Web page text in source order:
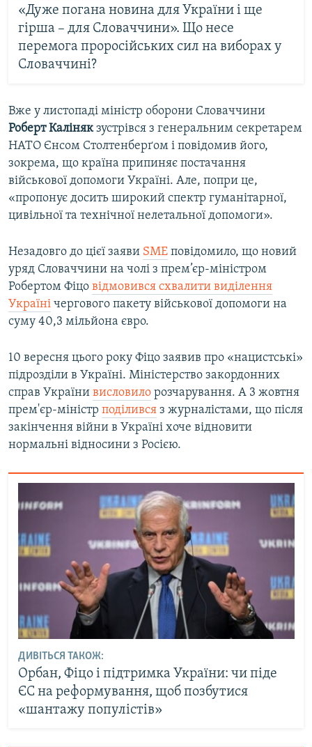
«Дуже погана новина для України і ще
гірша – для Словаччини». Що несе
перемога проросійських сил на виборах у
Словаччині?
Вже у листопаді міністр оборони Словаччини
Роберт Калінякзустрівся з генеральним секретарем
НАТО Єнсом Столтенберґом і повідомив його,
зокрема, що країна припиняє постачання
військової допомоги Україні. Але, попри це,
«пропонує досить широкий спектр гуманітарної,
цивільної та технічної нелетальної допомоги».
Незадовго до цієї заяви SME повідомило, що новий
уряд Словаччини на чолі з прем’єр-міністром
Робертом Фіцо відмовився схвалити виділення
Україні чергового пакету військової допомоги на
суму 40,3 мільйона євро.
10 вересня цього року Фіцо заявив про «нацистські»
підрозділи в Україні. Міністерство закордонних
справ України висловило розчарування. А 3 жовтня
прем'єр-міністр поділився з журналістами, що після
закінчення війни в Україні хоче відновити
нормальні відносини з Росією.
ДИВІТЬСЯ ТАКОЖ:
Орбан, Фіцо і підтримка України: чи піде
ЄС на реформування, щоб позбутися
«шантажу популістів»